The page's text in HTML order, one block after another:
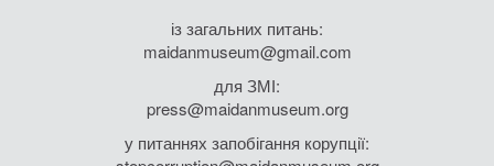
із загальних питань:
maidanmuseum@gmail.com
для ЗМІ:
press@maidanmuseum.org
у питаннях запобігання корупції: